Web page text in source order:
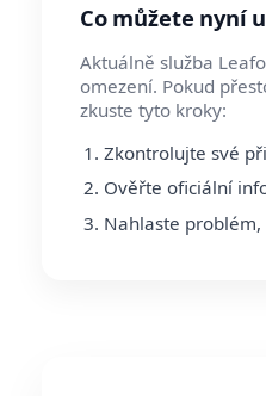
Co můžete nyní
Aktuálně služba
omezení. Pokud
zkuste tyto kroky:
Zkontrolujte své
Ověřte oficiální
Nahlaste